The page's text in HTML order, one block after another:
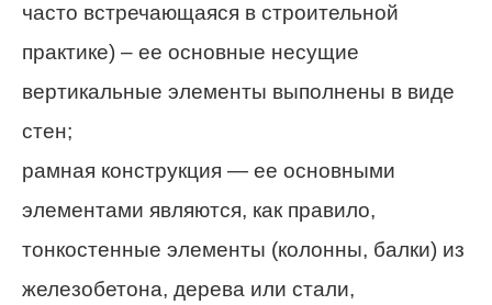
часто встречающаяся в строительной
практике) – ее основные несущие
вертикальные элементы выполнены в виде
стен;
рамная конструкция — ее основными
элементами являются, как правило,
тонкостенные элементы (колонны, балки) из
железобетона, дерева или стали,